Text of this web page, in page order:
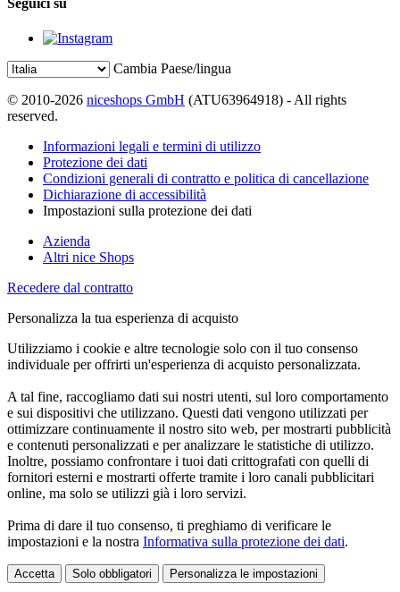
Cambia Paese/lingua
© 2010-2026 niceshops GmbH (ATU63964918) - All rights
reserved.
Informazioni legali e termini di utilizzo
Protezione dei dati
Condizioni generali di contratto e politica di cancellazione
Dichiarazione di accessibilità
Impostazioni sulla protezione dei dati
Azienda
Altri nice Shops
Recedere dal contratto
Personalizza la tua esperienza di acquisto
Utilizziamo i cookie e altre tecnologie solo con il tuo consenso
individuale per offrirti un'esperienza di acquisto personalizzata.
A tal fine, raccogliamo dati sui nostri utenti, sul loro comportamento
e sui dispositivi che utilizzano. Questi dati vengono utilizzati per
ottimizzare continuamente il nostro sito web, per mostrarti pubblicità
e contenuti personalizzati e per analizzare le statistiche di utilizzo.
Inoltre, possiamo confrontare i tuoi dati crittografati con quelli di
fornitori esterni e mostrarti offerte tramite i loro canali pubblicitari
online, ma solo se utilizzi già i loro servizi.
Prima di dare il tuo consenso, ti preghiamo di verificare le
impostazioni e la nostra Informativa sulla protezione dei dati.
Accetta Solo obbligatori Personalizza le impostazioni